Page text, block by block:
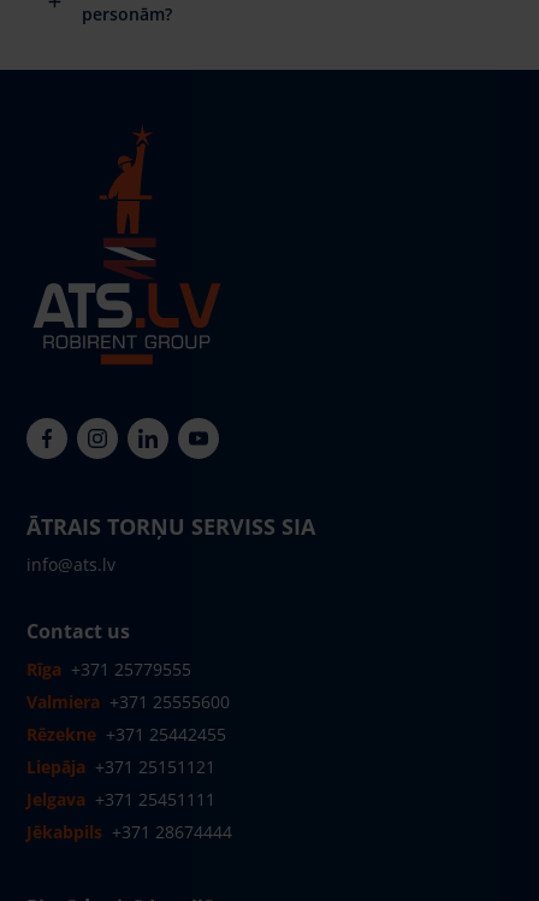
personām?
ĀTRAIS TORŅU SERVISS SIA
info@ats.lv
Contact us
Rīga +371 25779555
Valmiera +371 25555600
Rēzekne +371 25442455
Liepāja +371 25151121
Jelgava +371 25451111
Jēkabpils +371 28674444